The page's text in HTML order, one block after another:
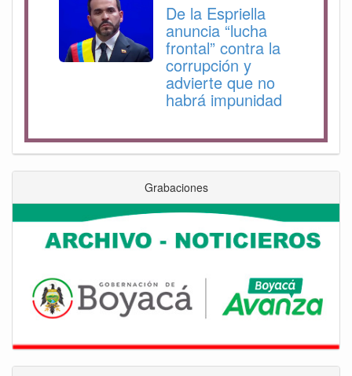
De la Espriella
anuncia “lucha
frontal” contra la
corrupción y
advierte que no
habrá impunidad
Grabaciones